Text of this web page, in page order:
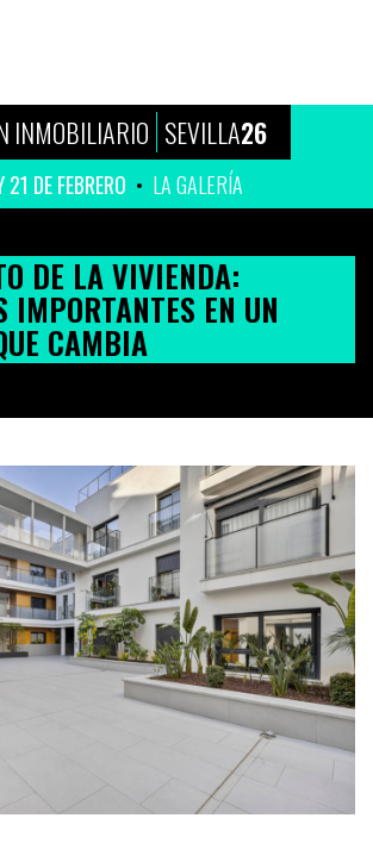
INMOBILIARIO SEVILLA26
DE FEBRERO LA GALERÍA
DE LA VIVIENDA:
IMPORTANTES EN UN
CAMBIA